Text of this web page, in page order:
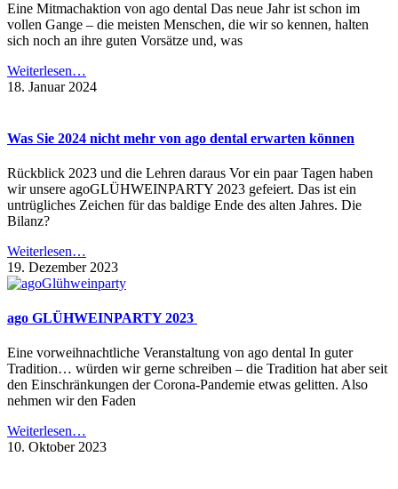
Eine Mitmachaktion von ago dental Das neue Jahr ist schon im
vollen Gange – die meisten Menschen, die wir so kennen, halten
sich noch an ihre guten Vorsätze und, was
Weiterlesen…
18. Januar 2024
Was Sie 2024 nicht mehr von ago dental erwarten können
Rückblick 2023 und die Lehren daraus Vor ein paar Tagen haben
wir unsere agoGLÜHWEINPARTY 2023 gefeiert. Das ist ein
untrügliches Zeichen für das baldige Ende des alten Jahres. Die
Bilanz?
Weiterlesen…
19. Dezember 2023
ago GLÜHWEINPARTY 2023
Eine vorweihnachtliche Veranstaltung von ago dental In guter
Tradition… würden wir gerne schreiben – die Tradition hat aber seit
den Einschränkungen der Corona-Pandemie etwas gelitten. Also
nehmen wir den Faden
Weiterlesen…
10. Oktober 2023